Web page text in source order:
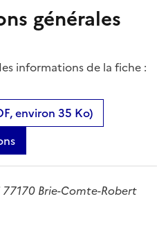
générales
informations de la fiche :
environ 35 Ko)
Brie-Comte-Robert